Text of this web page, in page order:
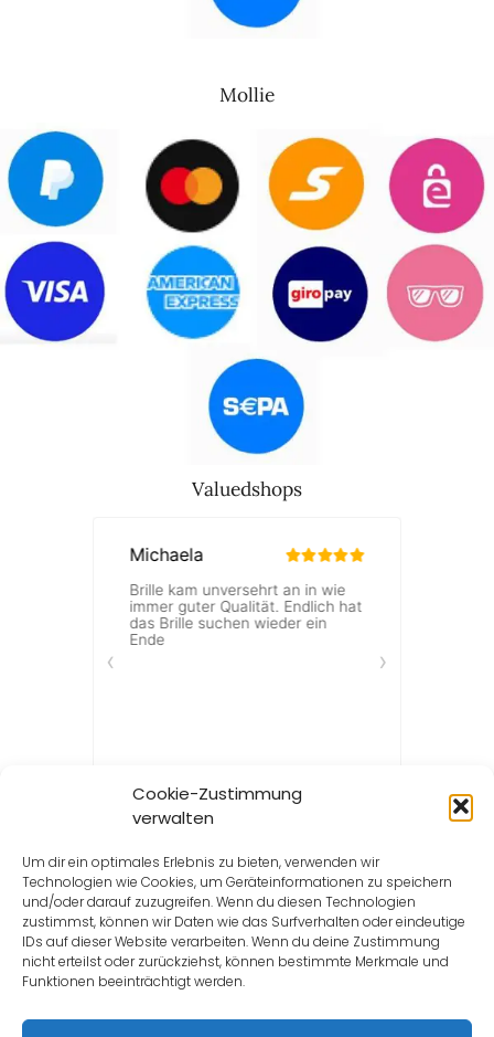
Cookie-Zustimmung
verwalten
Um dir ein optimales Erlebnis zu bieten, verwenden wir
Technologien wie Cookies, um Geräteinformationen zu speichern
und/oder darauf zuzugreifen. Wenn du diesen Technologien
zustimmst, können wir Daten wie das Surfverhalten oder eindeutige
IDs auf dieser Website verarbeiten. Wenn du deine Zustimmung
nicht erteilst oder zurückziehst, können bestimmte Merkmale und
Funktionen beeinträchtigt werden.
Mollie
Valuedshops